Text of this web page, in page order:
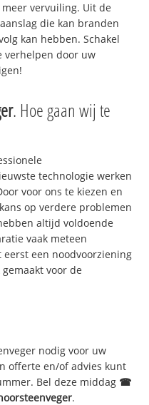
vervuiling. Uit de
die kan branden
kan hebben. Schakel
verhelpen door uw
. Hoe gaan wij te
technologie werken
voor ons te kiezen en
op verdere problemen
altijd voldoende
vaak meteen
een noodvoorziening
voor de
nodig voor uw
offerte en/of advies kunt
Bel deze middag ☎
.